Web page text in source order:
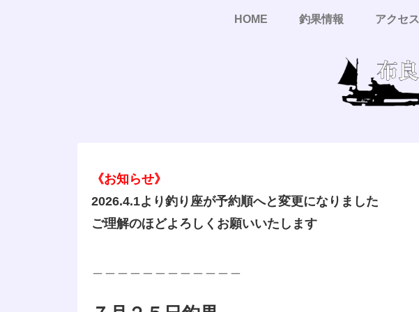
HOME 釣果情報 アクセス
《お知らせ》
2026.4.1より釣り座が予約順へと変更になりました
ご理解のほどよろしくお願いいたします